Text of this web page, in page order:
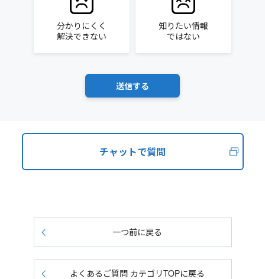
分かりにくく
解決できない
知りたい情報
ではない
チャットで質問
一つ前に戻る
よくあるご質問 カテゴリTOPに戻る